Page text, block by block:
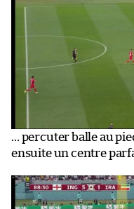
… percuter balle au
ensuite un centre